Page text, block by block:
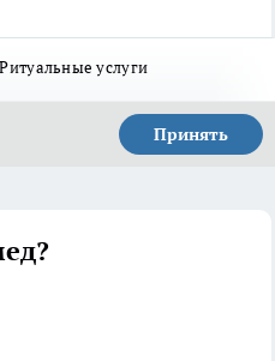
Ритуальные услуги
Принять